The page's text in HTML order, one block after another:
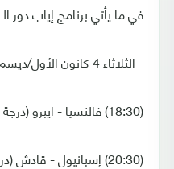
في ما يأتي برنامج إياب دور الـ32 (بتوقيت غرينيتش):
- الثلاثاء 4 كانون الأول/ديسمبر -
(18:30) فالنسيا - ايبرو (درجة ثالثة/2-1 ذهابا)
(20:30) إسبانيول - قادش (درجة ثانية/1-2 ذهابا)